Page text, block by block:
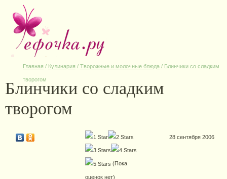
Главная / Кулинария / Творожные и молочные блюда / Блинчики со сладким
творогом
Блинчики со сладким
творогом
(Пока
оценок нет)
28 сентября 2006